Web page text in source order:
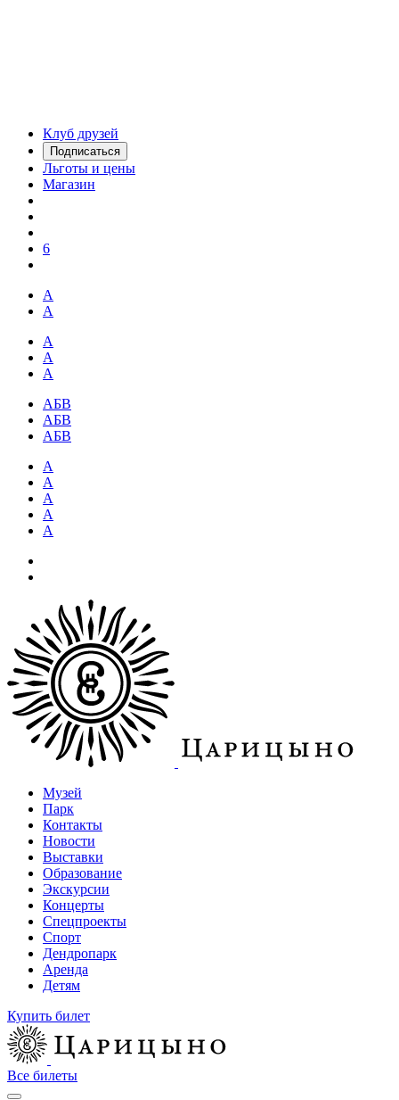
Клуб друзей
Подписаться
Льготы и цены
Магазин
6
А
А
А
А
А
АБВ
АБВ
АБВ
А
А
А
А
А
Музей
Парк
Контакты
Новости
Выставки
Образование
Экскурсии
Концерты
Спецпроекты
Спорт
Дендропарк
Аренда
Детям
Купить билет
Все билеты